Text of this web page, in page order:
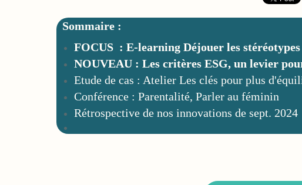
Sommaire :
FOCUS : E-learning Déjouer les stéréotypes
NOUVEAU : Les critères ESG, un levier
Etude de cas : Atelier Les clés pour plus
Conférence : Parentalité, Parler au féminin
Rétrospective de nos innovations de sept. 2024